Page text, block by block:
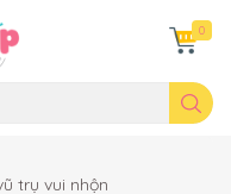
0
trụ vui nhộn